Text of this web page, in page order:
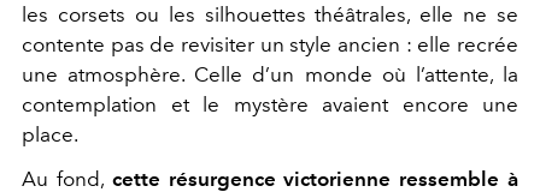
les corsets ou les silhouettes théâtrales, elle ne se
contente pas de revisiter un style ancien : elle recrée
une atmosphère. Celle d’un monde où l’attente, la
contemplation et le mystère avaient encore une
place.
Au fond, cette résurgence victorienne ressemble à